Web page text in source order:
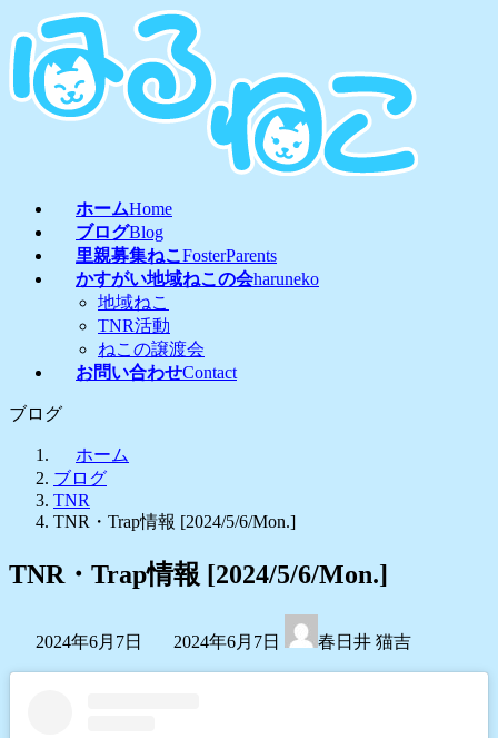
ン
テ
ン
ビ
ゲ
ー
ホームHome
ブログBlog
里親募集ねこ FosterParents
かすがい地域ねこの会haruneko
地域ねこ
TNR活動
ねこの譲渡会
お問い合わせContact
ブログ
ホーム
ブログ
TNR
TNR・Trap情報 [2024/5/6/Mon.]
TNR・Trap情報 [2024/5/6/Mon.]
2024年6月7日
終
更
2024年6月7日 春日井 猫吉